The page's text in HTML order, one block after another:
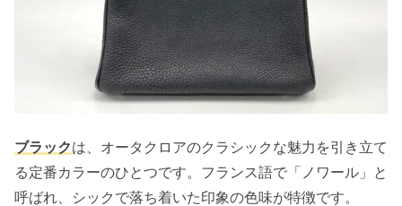
ブラックは、オータクロアのクラシックな魅力を引き立て
る定番カラーのひとつです。フランス語で「ノワール」と
呼ばれ、シックで落ち着いた印象の色味が特徴です。